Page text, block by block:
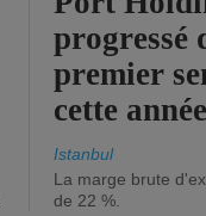
progressé
premier
cette
Istanbul
La marge brute
de 22 %.